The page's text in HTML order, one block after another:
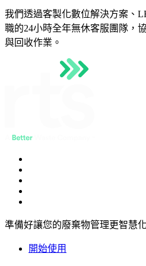
我們透過客製化數位解決方案、
職的24小時全年無休客服團隊，
與回收作業。
準備好讓您的廢棄物管理更智慧
開始使用